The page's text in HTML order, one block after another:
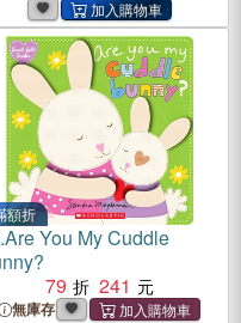
額折
Are You My Cuddle
79
241
無庫存